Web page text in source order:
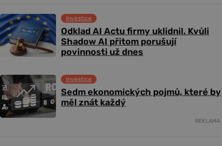
Odklad AI Actu firmy uklidnil. Kvůli
Shadow AI přitom porušují
povinnosti už dnes
Investice
Sedm ekonomických pojmů, které by
měl znát každý
Investice
REKLAMA